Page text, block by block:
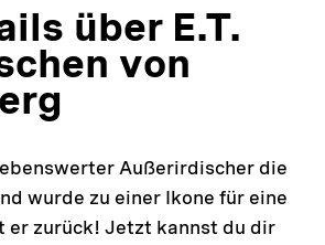
über E.T.
von
Außerirdischer die
wurde zu einer Ikone für eine
er zurück! Jetzt kannst du dir